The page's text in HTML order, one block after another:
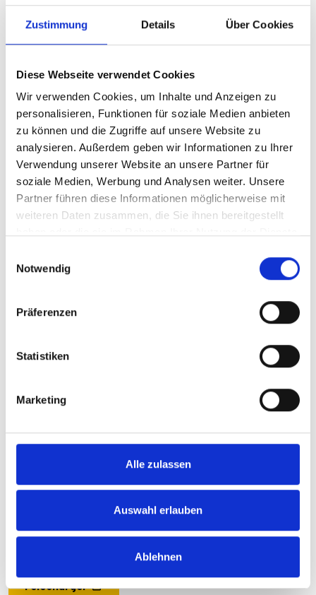
Zustimmung Details Über Cookies
Diese Webseite verwendet Cookies
Wir verwenden Cookies, um Inhalte und Anzeigen zu
personalisieren, Funktionen für soziale Medien anbieten
zu können und die Zugriffe auf unsere Website zu
analysieren. Außerdem geben wir Informationen zu Ihrer
Verwendung unserer Website an unsere Partner für
soziale Medien, Werbung und Analysen weiter. Unsere
Partner führen diese Informationen möglicherweise mit
weiteren Daten zusammen, die Sie ihnen bereitgestellt
Notwendig
Präferenzen
Statistiken
Marketing
Alle zulassen
Auswahl erlauben
Ablehnen
Numéro d'article
Téléchargements
Anleitung_E-WERK.pdf
Télécharger